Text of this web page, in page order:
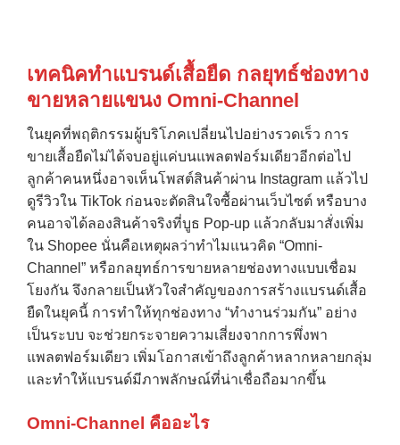
เทคนิคทำแบรนด์เสื้อยืด กลยุทธ์ช่องทาง
ขายหลายแขนง Omni-Channel
ในยุคที่พฤติกรรมผู้บริโภคเปลี่ยนไปอย่างรวดเร็ว การ
ขายเสื้อยืดไม่ได้จบอยู่แค่บนแพลตฟอร์มเดียวอีกต่อไป
ลูกค้าคนหนึ่งอาจเห็นโพสต์สินค้าผ่าน Instagram แล้วไป
ดูรีวิวใน TikTok ก่อนจะตัดสินใจซื้อผ่านเว็บไซต์ หรือบาง
คนอาจได้ลองสินค้าจริงที่บูธ Pop-up แล้วกลับมาสั่งเพิ่ม
ใน Shopee นั่นคือเหตุผลว่าทำไมแนวคิด “Omni-
Channel” หรือกลยุทธ์การขายหลายช่องทางแบบเชื่อม
โยงกัน จึงกลายเป็นหัวใจสำคัญของการสร้างแบรนด์เสื้อ
ยืดในยุคนี้ การทำให้ทุกช่องทาง “ทำงานร่วมกัน” อย่าง
เป็นระบบ จะช่วยกระจายความเสี่ยงจากการพึ่งพา
แพลตฟอร์มเดียว เพิ่มโอกาสเข้าถึงลูกค้าหลากหลายกลุ่ม
และทำให้แบรนด์มีภาพลักษณ์ที่น่าเชื่อถือมากขึ้น
Omni-Channel คืออะไร